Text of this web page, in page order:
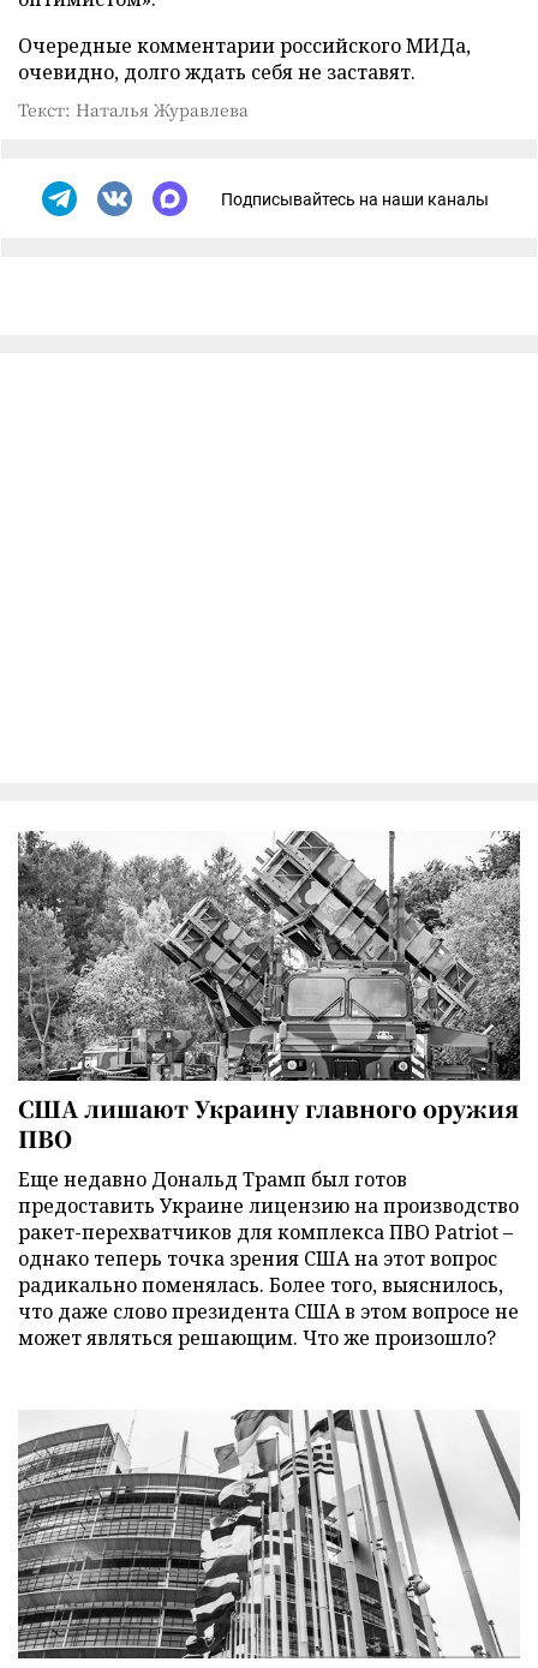
Очередные комментарии российского МИДа,
очевидно, долго ждать себя не заставят.
Текст: Наталья Журавлева
Подписывайтесь на наши каналы
США лишают Украину главного оружия
ПВО
Еще недавно Дональд Трамп был готов
предоставить Украине лицензию на производство
ракет-перехватчиков для комплекса ПВО Patriot –
однако теперь точка зрения США на этот вопрос
радикально поменялась. Более того, выяснилось,
что даже слово президента США в этом вопросе не
может являться решающим. Что же произошло?